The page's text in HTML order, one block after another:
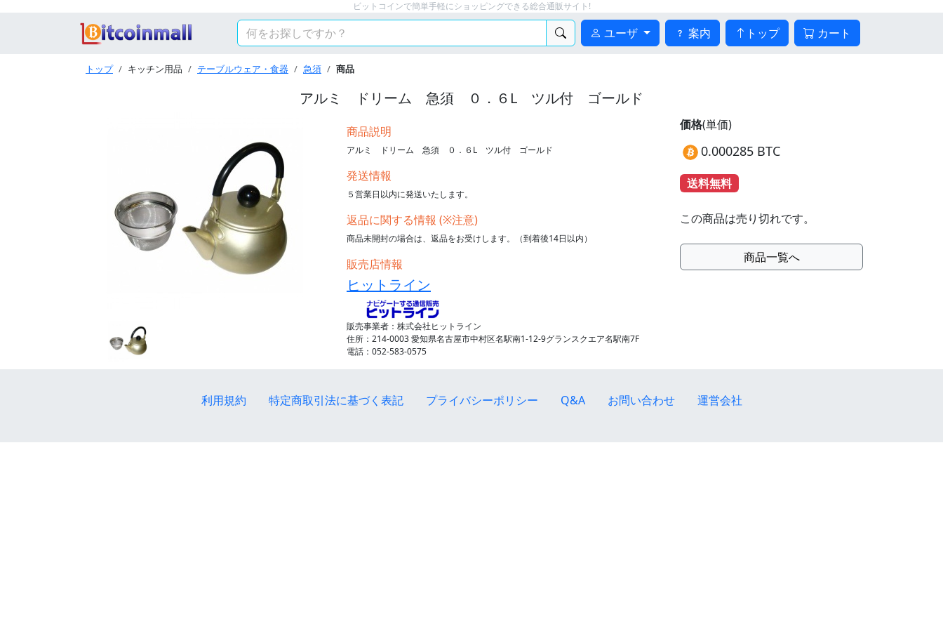
ビットコインで簡単手軽にショッピングできる総合通販サイト!
ユーザ 案内 トップ カート
トップ キッチン用品 テーブルウェア・食器 急須 商品
アルミ ドリーム 急須 ０．６L ツル付 ゴールド
商品説明
アルミ ドリーム 急須 ０．６L ツル付 ゴールド
発送情報
５営業日以内に発送いたします。
返品に関する情報 (※注意)
商品未開封の場合は、返品をお受けします。（到着後14日以内）
販売店情報
ヒットライン
販売事業者：株式会社ヒットライン
住所：214-0003 愛知県名古屋市中村区名駅南1-12-9グランスクエア名駅南7F
電話：052-583-0575
価格(単価)
0.000285 BTC
送料無料
この商品は売り切れです。
商品一覧へ
利用規約 特定商取引法に基づく表記 プライバシーポリシー Q&A お問い合わせ 運営会社